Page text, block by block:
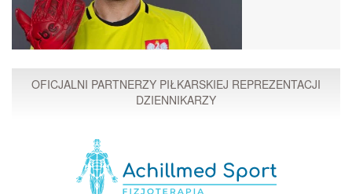
OFICJALNI PARTNERZY PIŁKARSKIEJ REPREZENTACJI
DZIENNIKARZY